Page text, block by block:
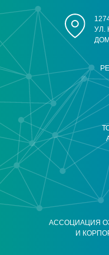
АССОЦИАЦИЯ
И
УЛ.